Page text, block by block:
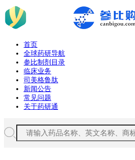
首页
全球药研导航
参比制剂目录
临床业务
司美格鲁肽
新闻公告
常见问题
关于药研通